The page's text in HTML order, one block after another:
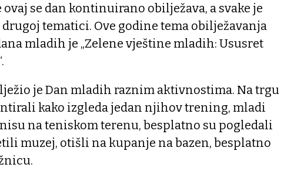
ovaj se dan kontinuirano obilježava, a svake je
tematici. Ove godine tema obilježavanja
mladih je „Zelene vještine mladih: Ususret
je Dan mladih raznim aktivnostima. Na trgu
kako izgleda jedan njihov trening, mladi
na teniskom terenu, besplatno su pogledali
muzej, otišli na kupanje na bazen, besplatno